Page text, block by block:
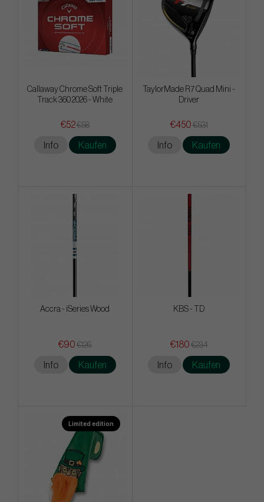
Callaway Chrome Soft Triple
Track 360 2026 - White
€52€58
Info Kaufen
TaylorMade R7 Quad Mini -
Driver
€450 €531
Info Kaufen
Accra - iSeries Wood
€90 €126
Info Kaufen
KBS - TD
€180 €234
Info Kaufen
Limited edition